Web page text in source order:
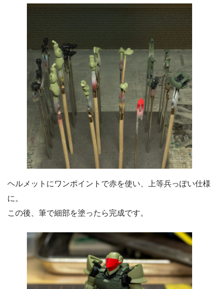
ヘルメットにワンポイントで赤を使い、上等兵っぽい仕様
に。
この後、筆で細部を塗ったら完成です。